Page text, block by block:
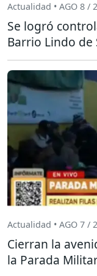
Actualidad • AGO 8 /
Se logró
Barrio Lindo de
Actualidad • AGO 7 /
Cierran la
la Parada